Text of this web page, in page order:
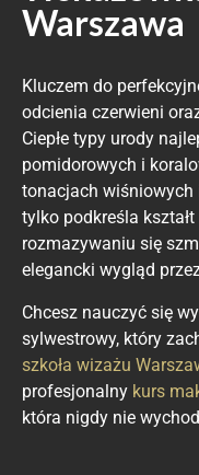
Warszawa
Kluczem do
odcienia czerwieni
Ciepłe typy urody
pomidorowych i
tonacjach
tylko podkreśla
rozmazywaniu się
elegancki wygląd
Chcesz nauczyć się
sylwestrowy, który
szkoła wizażu
profesjonalny kurs
która nigdy nie